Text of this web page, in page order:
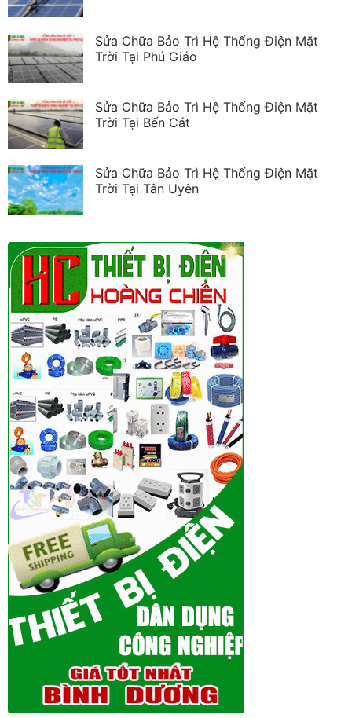
Sửa Chữa Bảo Trì Hệ Thống Điện Mặt
Trời Tại Phú Giáo
Sửa Chữa Bảo Trì Hệ Thống Điện Mặt
Trời Tại Bến Cát
Sửa Chữa Bảo Trì Hệ Thống Điện Mặt
Trời Tại Tân Uyên